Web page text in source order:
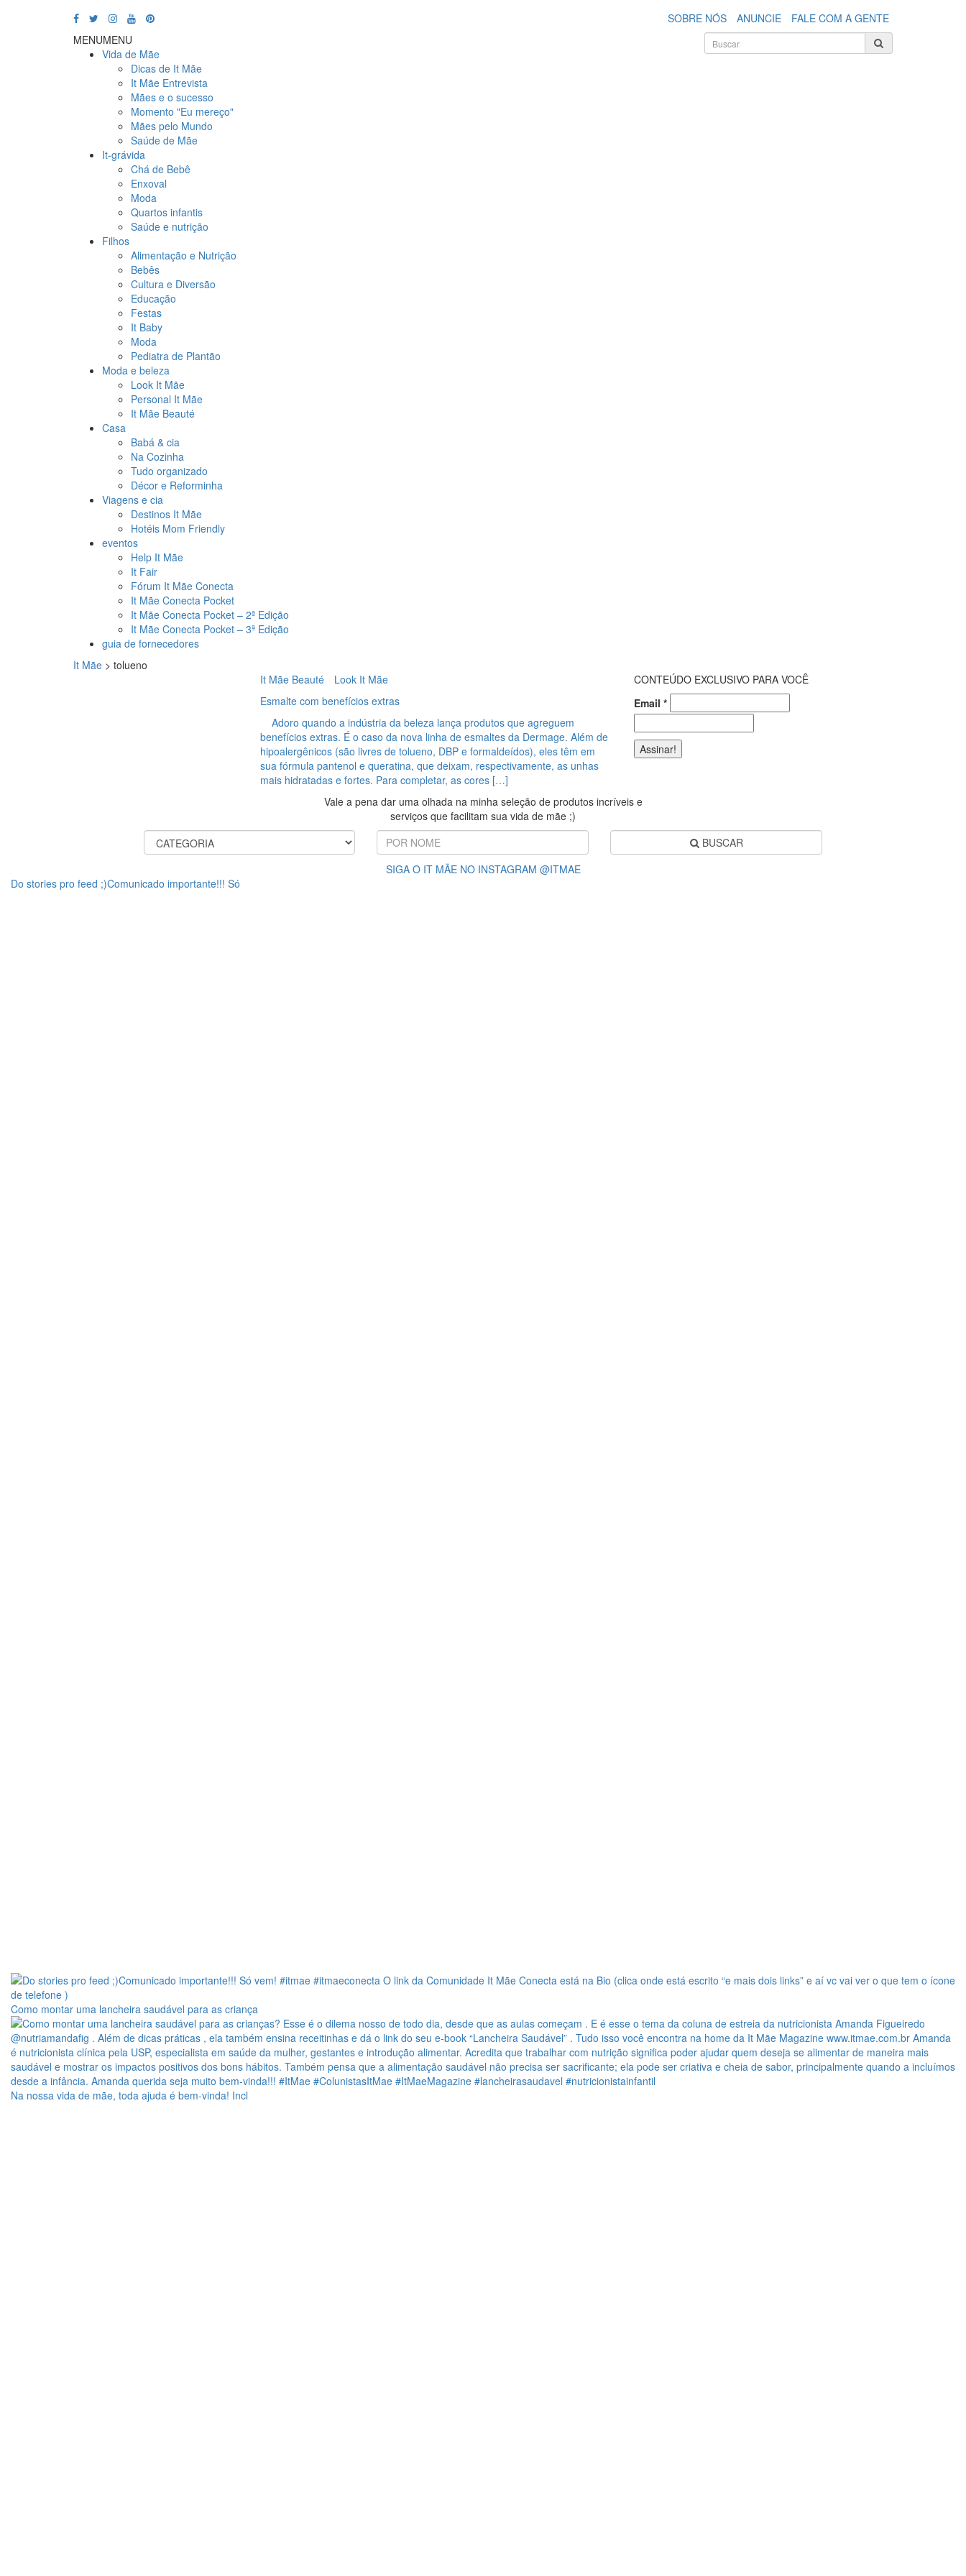
SOBRE NÓS ANUNCIE
FALE COM A GENTE
MENUMENU
Vida de Mãe
Dicas de It Mãe
It Mãe Entrevista
Mães e o sucesso
Momento "Eu mereço"
Mães pelo Mundo
Saúde de Mãe
It-grávida
Chá de Bebê
Enxoval
Moda
Quartos infantis
Saúde e nutrição
Filhos
Alimentação e Nutrição
Bebês
Cultura e Diversão
Educação
Festas
It Baby
Moda
Pediatra de Plantão
Moda e beleza
Look It Mãe
Personal It Mãe
It Mãe Beauté
Casa
Babá & cia
Na Cozinha
Tudo organizado
Décor e Reforminha
Viagens e cia
Destinos It Mãe
Hotéis Mom Friendly
eventos
Help It Mãe
It Fair
Fórum It Mãe Conecta
It Mãe Conecta Pocket
It Mãe Conecta Pocket – 2ª Edição
It Mãe Conecta Pocket – 3ª Edição
guia de fornecedores
It Mãe > tolueno
It Mãe Beauté
Look It Mãe
Esmalte com benefícios extras
Adoro quando a indústria da beleza lança produtos que agreguem
benefícios extras. É o caso da nova linha de esmaltes da Dermage. Além de
hipoalergênicos (são livres de tolueno, DBP e formaldeídos), eles têm em
sua fórmula pantenol e queratina, que deixam, respectivamente, as unhas
mais hidratadas e fortes. Para completar, as cores […]
CONTEÚDO EXCLUSIVO PARA VOCÊ
Email *
Vale a pena dar uma olhada na minha seleção de produtos incríveis e
serviços que facilitam sua vida de mãe ;)
BUSCAR
SIGA O IT MÃE NO INSTAGRAM @ITMAE
Do stories pro feed ;)Comunicado importante!!! Só
Como montar uma lancheira saudável para as criança
Na nossa vida de mãe, toda ajuda é bem-vinda! Incl